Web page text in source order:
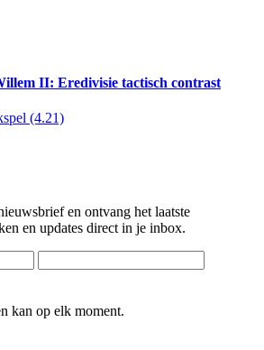
II: Eredivisie tactisch contrast
(4.21)
en ontvang het laatste
en updates direct in je inbox.
kan op elk moment.